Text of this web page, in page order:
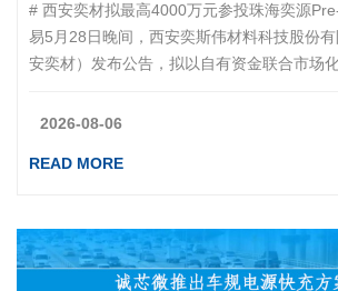
# 西安奕材拟最高4000万元参投珠海奕源
易5月28日晚间，西安奕斯伟材料科技股份
安奕材）发布公告，拟以自有资金联合市场
额不高于4000万元。本次交易构成关联交易
董事长、现任董事；公司董事长杨新元自2
2026-08-06
READ MORE